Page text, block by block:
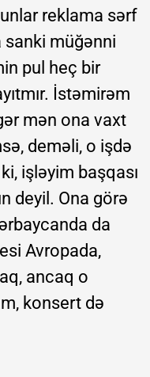
reklama sərf
sanki müğənni
pul heç bir
İstəmirəm
mən ona vaxt
deməli, o işdə
işləyim başqası
deyil. Ona görə
da
Avropada,
ancaq o
konsert də